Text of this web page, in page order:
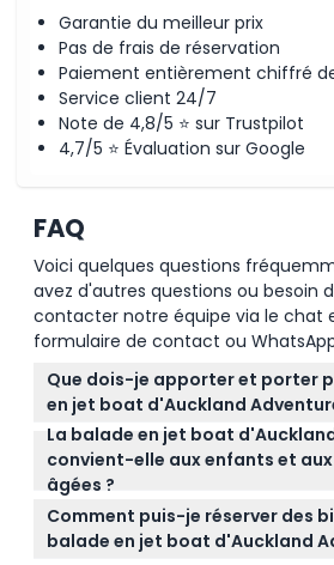
Garantie du meilleur prix
Pas de frais de réservation
Paiement entièrement chiffré
Service client 24/7
Note de 4,8/5 ⭐ sur Trustpilot
4,7/5 ⭐ Évaluation sur Google
FAQ
Voici quelques questions
avez d'autres questions ou besoin
contacter notre équipe via le chat
formulaire de contact ou
Que dois-je apporter et porter
en jet boat d'Auckland
Habillez-vous en vêtements
confortables et préparez-vous à
météorologiques variables.
l'eau, il est conseillé d'apporter
imperméable ou un coupe-vent.
La balade en jet boat
convient-elle aux enfants et
âgées ?
La balade convient aux enfants
ils doivent être accompagnés
dans le nombre de passagers.
Comment puis-je réserver des
balade en jet boat d'Auckland